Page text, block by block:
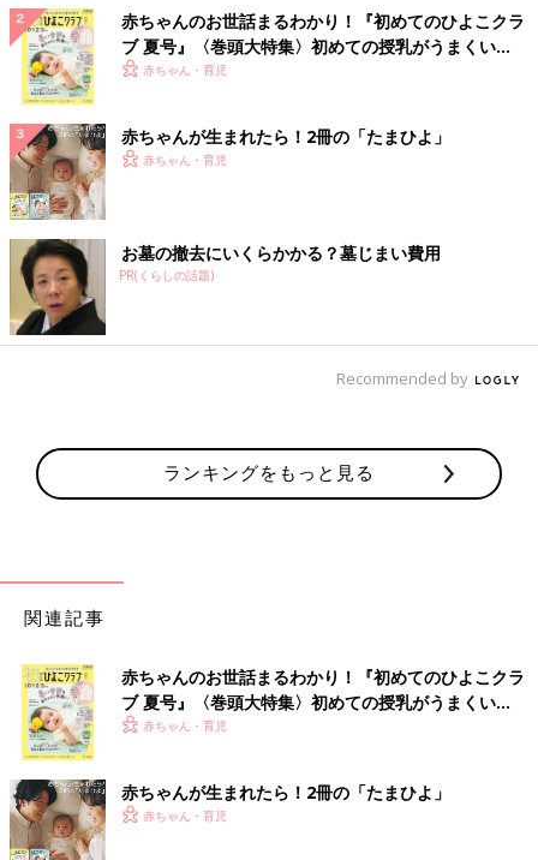
「こまめな水分補給」「ストレスをためない」「体を休ませる」
などを意識すると、また母乳が出るようになるでしょう。
【質問4】乾燥して乳首が荒れてカサカサに… 保湿剤を塗
ったまま授乳しても大丈夫？
【中村先生から】
「授乳時にふき取り不要」と書かれている乳頭ケア専用の保湿ク
リームは、赤ちゃんの口に入っても安心な馬油やラノリン（羊毛
から抽出した脂）でできているため、そのまま授乳してもOKで
す。乳首に傷や亀裂ができるのは、乾燥が原因のこともあります
が、授乳時のくわえさせ方が「浅い」ことが原因の場合が多いで
す。乳首のくわえさせ方も一度見直してみましょう。
【質問5】赤ちゃんが温まるようにミルクの温度を高めに
【中村先生から】
赤ちゃんに人肌以上の温度のミルクを飲ませるとやけどの心配が
あります。寒い季節だからといってミルクの温度を上げる必要は
【質問】寒い時季なら、作ったミルクをしばらく保存し
てもいい？
【中村先生から】
ミルクは１回分ずつ調乳し、季節にかかわらず、調乳後、常温で
２時間以内に使用します。調乳後２時間を超えてしまったミルク
は必ず処分を。飲み残したミルクは、調乳してから２時間以内で
あっても保存はNG。処分しましょう。
監修／中村真奈美先生 イラスト／nao 取材・文／ひよこクラ
赤ちゃんのお世話まるわかり！『初めてのひよこクラ
ブ 夏号』〈巻頭大特集〉初めての授乳がうまくい
く！ おっぱい・ミルクの基本と夏のトラブル 解決テ
赤ちゃん・育児
赤ちゃんが生まれたら！2冊の「たまひよ」
赤ちゃん・育児
お墓の撤去にいくらかかる？墓じまい費用
PR(くらしの話題)
Recommended by
ランキングをもっと見る
関連記事
赤ちゃんのお世話まるわかり！『初めてのひよこクラ
ブ 夏号』〈巻頭大特集〉初めての授乳がうまくい
く！ おっぱい・ミルクの基本と夏のトラブル 解決テ
赤ちゃん・育児
赤ちゃんが生まれたら！2冊の「たまひよ」
赤ちゃん・育児